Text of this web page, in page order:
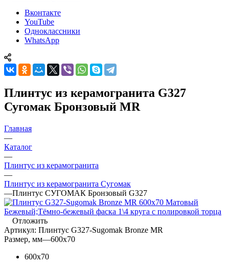
Вконтакте
YouTube
Одноклассники
WhatsApp
Плинтус из керамогранита G327
Сугомак Бронзовый MR
Главная
—
Каталог
—
Плинтус из керамогранита
—
Плинтус из керамогранита Сугомак
—Плинтус СУГОМАК Бронзовый G327
Отложить
Артикул: Плинтус G327-Sugomak Bronze MR
Размер, мм—600x70
600x70